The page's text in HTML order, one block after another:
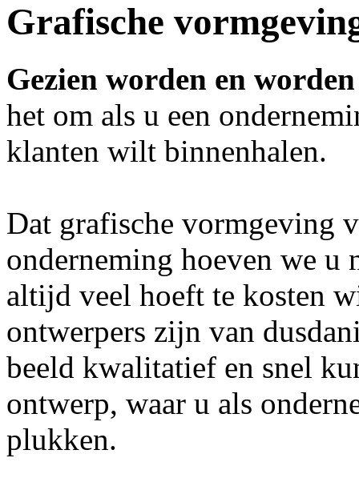
Grafische
Gezien worden en
het om als u een
klanten wilt binnenhalen.
Dat grafische vormgeving
onderneming hoeven we u
altijd veel hoeft te kosten
ontwerpers zijn van
beeld kwalitatief en snel
ontwerp, waar u als
plukken.